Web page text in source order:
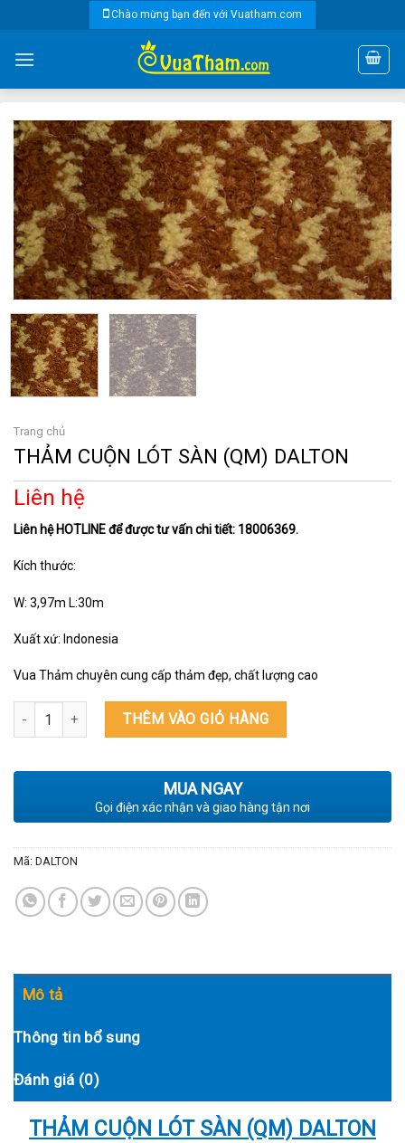
content
Chào mừng bạn đến với Vuatham.com
Trang chủ
THẢM CUỘN LÓT SÀN (QM) DALTON
Liên hệ
Liên hệ HOTLINE để được tư vấn chi tiết: 18006369.
Kích thước:
W: 3,97m L:30m
Xuất xứ: Indonesia
Vua Thảm chuyên cung cấp thảm đẹp, chất lượng cao
THẢM CUỘN LÓT SÀN (QM) DALTON số lượng
THÊM VÀO GIỎ HÀNG
MUA NGAY
Gọi điện xác nhận và giao hàng tận nơi
Mã: DALTON
Mô tả
Thông tin bổ sung
Đánh giá (0)
THẢM CUỘN LÓT SÀN (QM) DALTON